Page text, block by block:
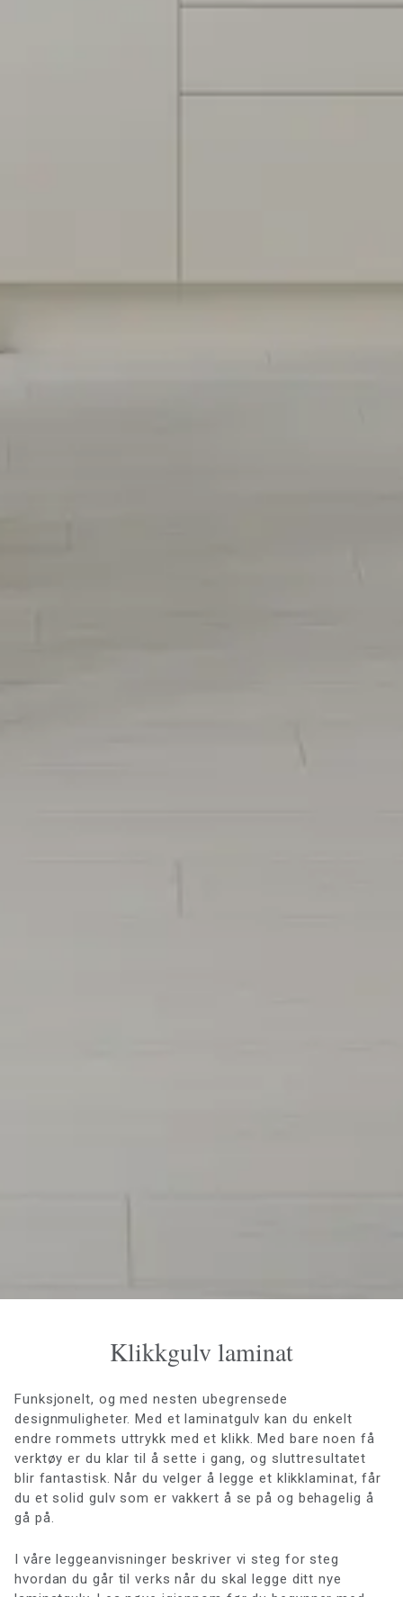
Klikkgulv laminat
Funksjonelt, og med nesten ubegrensede
designmuligheter. Med et laminatgulv kan du enkelt
endre rommets uttrykk med et klikk. Med bare noen få
verktøy er du klar til å sette i gang, og sluttresultatet
blir fantastisk. Når du velger å legge et klikklaminat, får
du et solid gulv som er vakkert å se på og behagelig å
gå på.
I våre leggeanvisninger beskriver vi steg for steg
hvordan du går til verks når du skal legge ditt nye